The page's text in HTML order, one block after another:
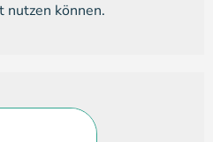
können.